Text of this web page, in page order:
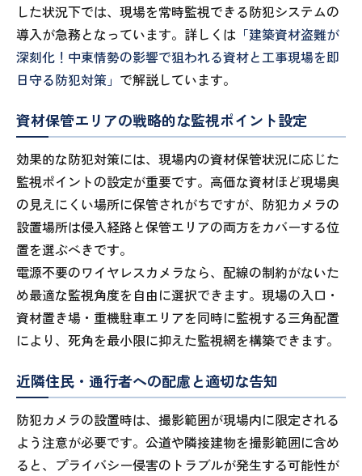
した状況下では、現場を常時監視できる防犯システムの
導入が急務となっています。詳しくは 「建築資材盗難が
深刻化！中東情勢の影響で狙われる資材と工事現場を即
日守る防犯対策」 で解説しています。
資材保管エリアの戦略的な監視ポイント設定
効果的な防犯対策には、現場内の資材保管状況に応じた
監視ポイントの設定が重要です。高価な資材ほど現場奥
の見えにくい場所に保管されがちですが、防犯カメラの
設置場所は侵入経路と保管エリアの両方をカバーする位
置を選ぶべきです。
電源不要のワイヤレスカメラなら、配線の制約がないた
め最適な監視角度を自由に選択できます。現場の入口・
資材置き場・重機駐車エリアを同時に監視する三角配置
により、死角を最小限に抑えた監視網を構築できます。
近隣住民・通行者への配慮と適切な告知
防犯カメラの設置時は、撮影範囲が現場内に限定される
よう注意が必要です。公道や隣接建物を撮影範囲に含め
ると、プライバシー侵害のトラブルが発生する可能性が